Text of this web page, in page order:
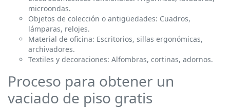
microondas.
Objetos de colección o antigüedades: Cuadros,
lámparas, relojes.
Material de oficina: Escritorios, sillas ergonómicas,
archivadores.
Textiles y decoraciones: Alfombras, cortinas, adornos.
Proceso para obtener un
vaciado de piso gratis